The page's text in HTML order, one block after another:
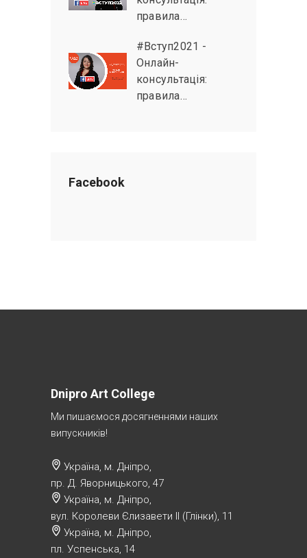
правила…
#Вступ2021 -
Онлайн-
консультація:
правила…
Facebook
Dnipro Art College
Ми пишаємося досягненнями наших
випускників!
Україна, м. Дніпро,
пр. Д. Яворницького, 47
Україна, м. Дніпро,
вул. Королеви Єлизавети ІІ (Глінки), 11
Україна, м. Дніпро,
пл. Успенська, 14